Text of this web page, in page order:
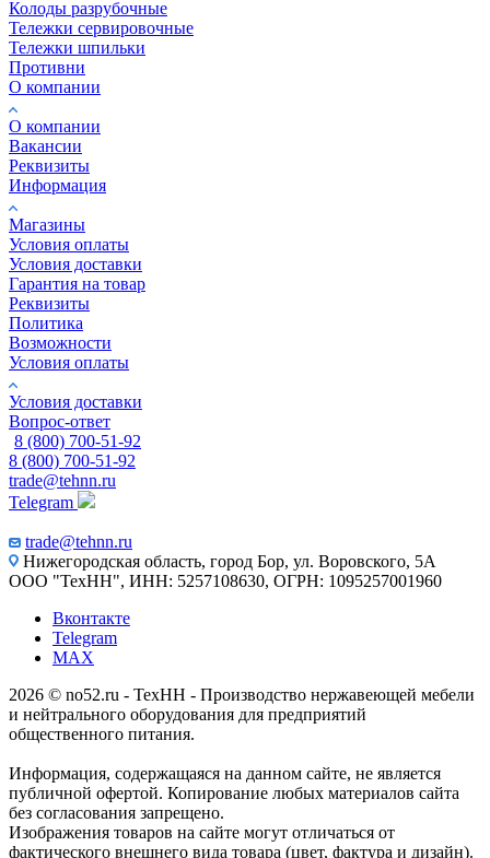
Колоды разрубочные
Тележки сервировочные
Тележки шпильки
Противни
О компании
О компании
Вакансии
Реквизиты
Информация
Магазины
Условия оплаты
Условия доставки
Гарантия на товар
Реквизиты
Политика
Возможности
Условия оплаты
Условия доставки
Вопрос-ответ
8 (800) 700-51-92
8 (800) 700-51-92
trade@tehnn.ru
Telegram
trade@tehnn.ru
Нижегородская область, город Бор, ул. Воровского, 5А
ООО "ТехНН", ИНН: 5257108630, ОГРН: 1095257001960
Вконтакте
Telegram
MAX
2026 © no52.ru - ТехНН - Производство нержавеющей мебели
и нейтрального оборудования для предприятий
общественного питания.
Информация, содержащаяся на данном сайте, не является
публичной офертой. Копирование любых материалов сайта
без согласования запрещено.
Изображения товаров на сайте могут отличаться от
фактического внешнего вида товара (цвет, фактура и дизайн).